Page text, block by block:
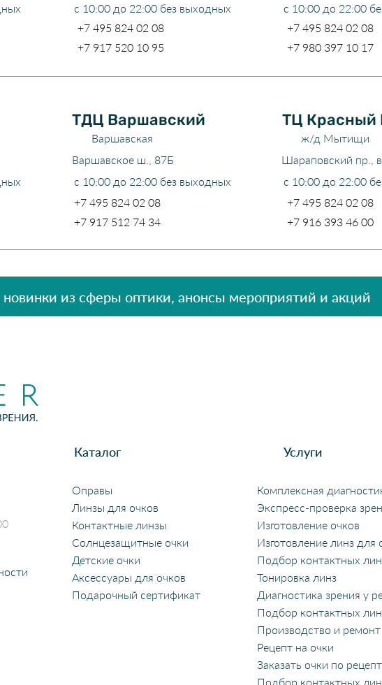
+7 916 393 46 00
+7 917 512 74 34
+7 917 520 10 95 +7 980 397 10 17
+7 495 824 02 08
+7 495 824 02 08
+7 495 824 02 08 +7 495 824 02 08
с 10:00 до 22:00
с 10:00 до 22:00
с 10:00 до 22:00 без выходных
с 10:00 до 22:00 без выходных
Шараповский пр.,
Варшавское ш., 87Б
ж/д Мытищи
Варшавская
ТЦ Красный
ТДЦ Варшавский
из сферы оптики, анонсы мероприятий и акций
Комплексная
Экспресс-проверка
Изготовление очков
Изготовление линз для
Подбор контактных
Тонировка линз
Диагностика зрения у
Подбор контактных
Производство и ремонт
Рецепт на очки
Заказать очки по
Подбор контактных
Оправы
Линзы для очков
Контактные линзы
Солнцезащитные очки
Детские очки
Аксессуары для очков
Подарочный сертификат
Услуги
Каталог